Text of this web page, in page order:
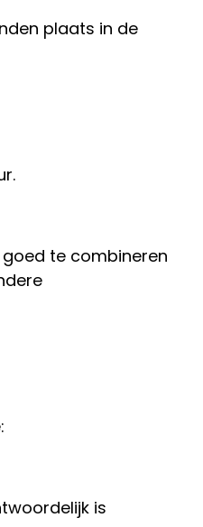
plaats in de
te combineren
is